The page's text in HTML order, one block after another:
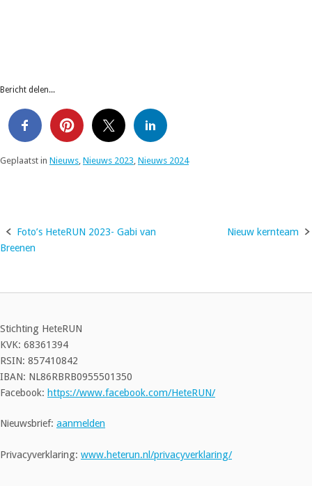
Bericht delen...
Geplaatst in Nieuws, Nieuws 2023, Nieuws 2024
Bericht
Foto’s HeteRUN 2023- Gabi van
Breenen
Nieuw kernteam
Stichting HeteRUN
KVK: 68361394
RSIN: 857410842
IBAN: NL86RBRB0955501350
Facebook: https://www.facebook.com/HeteRUN/
Nieuwsbrief: aanmelden
Privacyverklaring: www.heterun.nl/privacyverklaring/